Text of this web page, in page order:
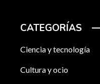
CATEGORÍAS
Ciencia y tecnología
Cultura y ocio